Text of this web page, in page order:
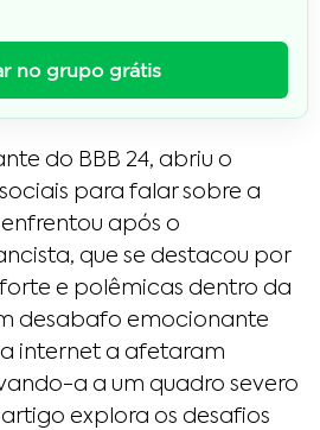
no grupo grátis
do BBB 24, abriu o
para falar sobre a
após o
que se destacou por
e polêmicas dentro da
desabafo emocionante
internet a afetaram
a a um quadro severo
explora os desafios